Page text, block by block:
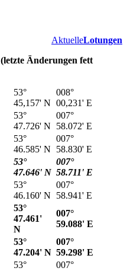
AktuelleLotungen
Änderungen fett
53°
45,157' N
008°
00,231' E
53°
47.726' N
007°
58.072' E
53°
46.585' N
007°
58.830' E
53°
47.646' N
007°
58.711' E
53°
46.160' N
007°
58.941' E
53°
47.461'
N
007°
59.088' E
53°
47.204' N
007°
59.298' E
53°
007°